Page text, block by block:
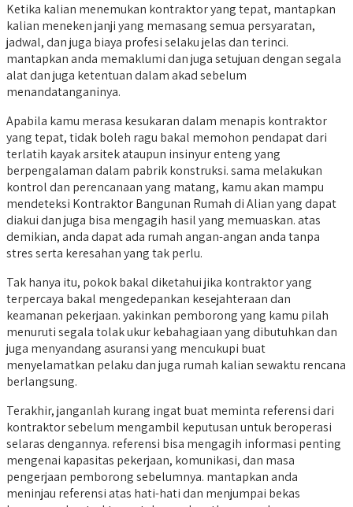
Ketika kalian menemukan kontraktor yang tepat, mantapkan
kalian meneken janji yang memasang semua persyaratan,
jadwal, dan juga biaya profesi selaku jelas dan terinci.
mantapkan anda memaklumi dan juga setujuan dengan segala
alat dan juga ketentuan dalam akad sebelum
menandatanganinya.
Apabila kamu merasa kesukaran dalam menapis kontraktor
yang tepat, tidak boleh ragu bakal memohon pendapat dari
terlatih kayak arsitek ataupun insinyur enteng yang
berpengalaman dalam pabrik konstruksi. sama melakukan
kontrol dan perencanaan yang matang, kamu akan mampu
mendeteksi Kontraktor Bangunan Rumah di Alian yang dapat
diakui dan juga bisa mengagih hasil yang memuaskan. atas
demikian, anda dapat ada rumah angan-angan anda tanpa
stres serta keresahan yang tak perlu.
Tak hanya itu, pokok bakal diketahui jika kontraktor yang
terpercaya bakal mengedepankan kesejahteraan dan
keamanan pekerjaan. yakinkan pemborong yang kamu pilah
menuruti segala tolak ukur kebahagiaan yang dibutuhkan dan
juga menyandang asuransi yang mencukupi buat
menyelamatkan pelaku dan juga rumah kalian sewaktu rencana
berlangsung.
Terakhir, janganlah kurang ingat buat meminta referensi dari
kontraktor sebelum mengambil keputusan untuk beroperasi
selaras dengannya. referensi bisa mengagih informasi penting
mengenai kapasitas pekerjaan, komunikasi, dan masa
pengerjaan pemborong sebelumnya. mantapkan anda
meninjau referensi atas hati-hati dan menjumpai bekas